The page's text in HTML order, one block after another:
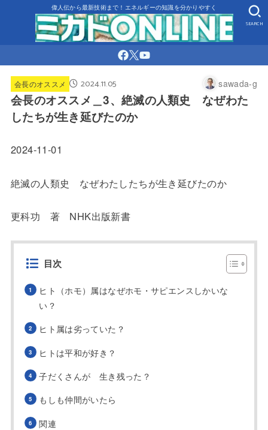
偉人伝から最新技術まで！エネルギーの知識を分かりやすく
SEARCH
会長のオススメ 2024.11.05 sawada-g
会長のオススメ＿3、絶滅の人類史 なぜわた
したちが生き延びたのか
2024-11-01
絶滅の人類史 なぜわたしたちが生き延びたのか
更科功 著 NHK出版新書
目次
ヒト（ホモ）属はなぜホモ・サピエンスしかいな
い？
ヒト属は劣っていた？
ヒトは平和が好き？
子だくさんが 生き残った？
もしも仲間がいたら
関連